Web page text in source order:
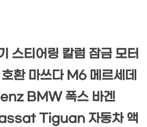
스티어링 칼럼 잠금 모터
환 마쓰다 M6 메르세데
BMW 폭스 바겐
Tiguan 자동차 액